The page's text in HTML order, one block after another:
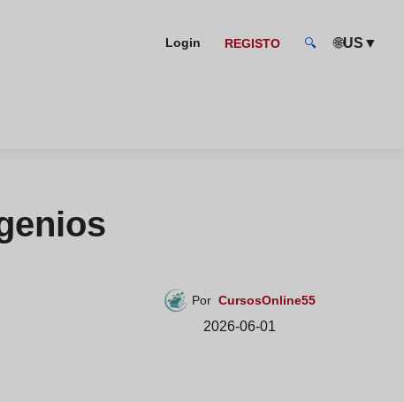
Login REGISTO 🔍 🌐US ▼
Por CursosOnline55
2026-06-01